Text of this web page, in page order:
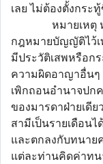
เลย ไม่ต้องตั้งกระ
หมายเหตุ หาก
กฎหมายบัญญัติไว้เ
มีประวัติเสพหรือก
ความผิดอาญาอื่นๆ
เพิกถอนอำนาจปก
ของมารดาฝ่ายเดีย
สามีเป็นรายเดือน
และตกลงกับทนาย
แต่ละท่านคิดค่าท